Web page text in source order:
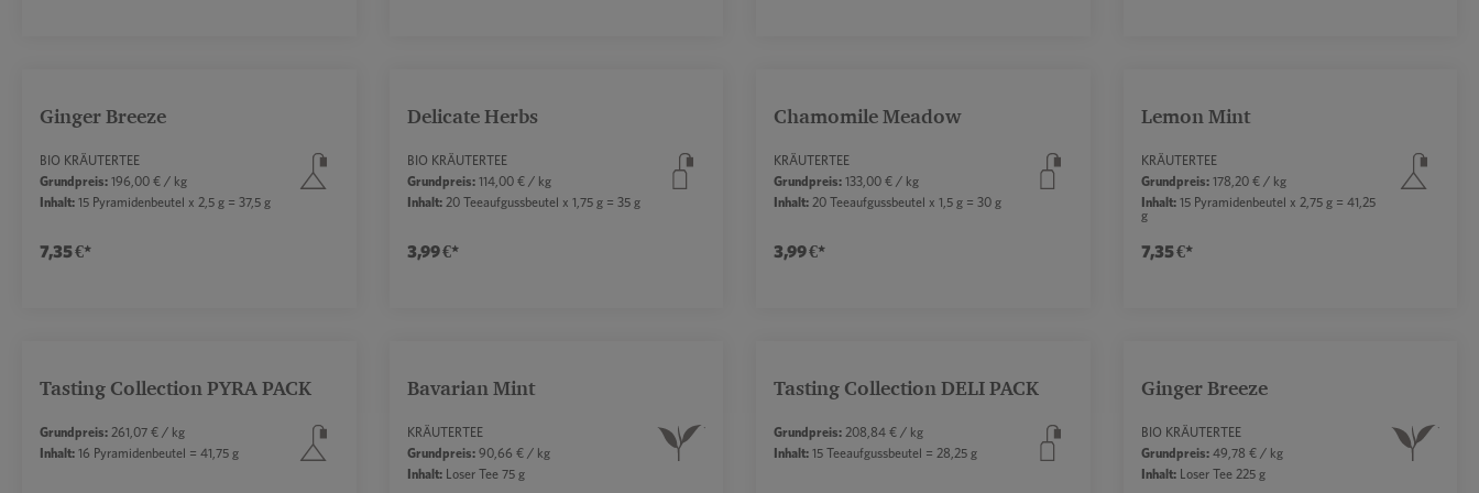
Ginger Breeze
BIO KRÄUTERTEE
Grundpreis: 196,00 € / kg
Inhalt: 15 Pyramidenbeutel x 2,5 g = 37,5 g
7,35 €*
Delicate Herbs
BIO KRÄUTERTEE
Grundpreis:114,00 € / kg
Inhalt:20 Teeaufgussbeutel x 1,75 g = 35 g
3,99 €*
Chamomile Meadow
KRÄUTERTEE
Grundpreis: 133,00 € / kg
Inhalt: 20 Teeaufgussbeutel x 1,5 g = 30 g
3,99 €*
Lemon Mint
KRÄUTERTEE
Grundpreis:178,20 € / kg
Inhalt:15 Pyramidenbeutel x 2,75 g = 41,25
g
7,35 €*
Tasting Collection PYRA PACK
Grundpreis: 261,07 € / kg
Inhalt: 16 Pyramidenbeutel = 41,75 g
Bavarian Mint
KRÄUTERTEE
Grundpreis:90,66 € / kg
Inhalt:Loser Tee 75 g
Tasting Collection DELI PACK
Grundpreis: 208,84 € / kg
Inhalt: 15 Teeaufgussbeutel = 28,25 g
Ginger Breeze
BIO KRÄUTERTEE
Grundpreis:49,78 € / kg
Inhalt:Loser Tee 225 g